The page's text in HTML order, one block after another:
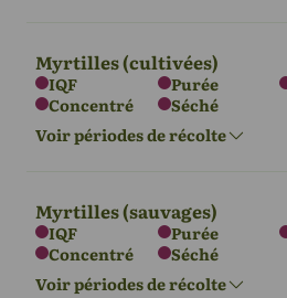
L'Europe
Juin - Juillet
Asie
Juin - Juillet
Myrtilles (cultivées)
IQF Purée
Concentré
Séché
Voir périodes de récolte
L'Europe
Juillet - septembre
Asie
Juillet - août
Myrtilles (sauvages)
IQF Purée
Concentré
Séché
Voir périodes de récolte